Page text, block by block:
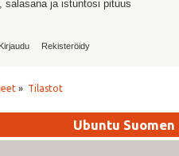
salasana ja istuntosi pituus
Kirjaudu Rekisteröidy
» Tilastot
Ubuntu